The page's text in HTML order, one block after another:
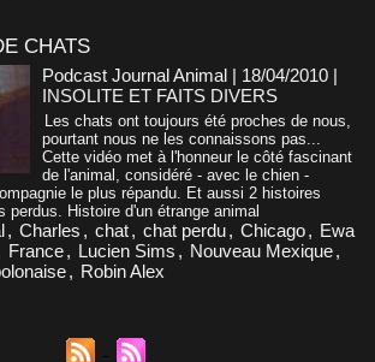
CHATS
Podcast Journal Animal | 18/04/2010 |
INSOLITE ET FAITS DIVERS
Les chats ont toujours été proches de nous,
pourtant nous ne les connaissons pas...
Cette vidéo met à l'honneur le côté fascinant
de l'animal, considéré - avec le chien -
le plus répandu. Et aussi 2 histoires
perdus. Histoire d'un étrange animal
, Charles , chat, chat perdu, Chicago, Ewa
France, Lucien Sims , Nouveau Mexique,
, Robin Alex